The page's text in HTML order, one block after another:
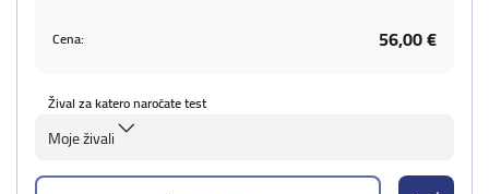
Cena: 56,00 €
Žival za katero naročate test
Moje živali